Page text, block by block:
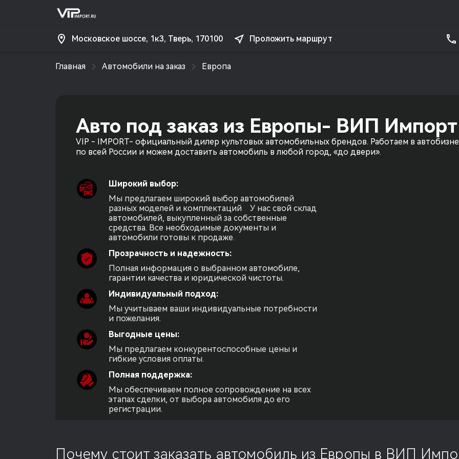
Московское шоссе, 1к3, Тверь, 170100 Проложить маршрут
Главная Автомобили на заказ Европа
Авто под заказ из Европы- ВИП Импорт
VIP - IMPORT- официальный дилер культовых автомобильных брендов. Работаем в
по всей России и можем доставить автомобиль в любой город, «до двери».
Широкий выбор:
Мы предлагаем широкий выбор автомобилей
разных моделей и комплектаций
У нас свой склад
автомобилей, выкупленный за собственные
средства. Все необходимые документы и
автомобили готовы к продаже.
Прозрачность и надежность:
Полная информация о выбранном автомобиле,
гарантии качества и юридической чистоты.
Индивидуальный подход:
Мы учитываем ваши индивидуальные потребности
и пожелания.
Выгодные цены:
Мы предлагаем конкурентоспособные цены и
гибкие условия оплаты.
Полная поддержка:
Мы обеспечиваем полное сопровождение на всех
этапах сделки, от выбора автомобиля до его
регистрации.
Почему стоит заказать автомобиль из Европы в ВИП